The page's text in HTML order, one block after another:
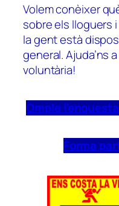
Volem conèixer
sobre els lloguers
la gent està
general. Ajuda’ns
voluntària!
Omple l’enquesta
Forma